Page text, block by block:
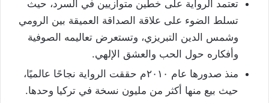
تعتمد الرواية على خطين متوازيين في السرد، حيث
تسلط الضوء على علاقة الصداقة العميقة بين الرومي
وشمس الدين التبريزي، وتستعرض تعاليمه الصوفية
وأفكاره حول الحب والعشق الإلهي.
منذ صدورها عام ٢٠١٠م حققت الرواية نجاحًا عالميًا،
حيث بيع منها أكثر من مليون نسخة في تركيا وحدها.